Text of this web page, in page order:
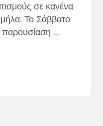
σε κανένα
Το Σάββατο
παρουσίαση …